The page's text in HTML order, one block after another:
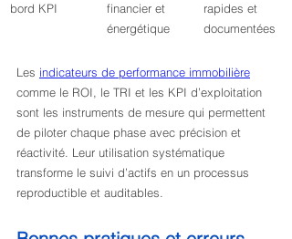
bord KPI
financier et
énergétique
rapides et
documentées
Les indicateurs de performance immobilière
comme le ROI, le TRI et les KPI d’exploitation
sont les instruments de mesure qui permettent
de piloter chaque phase avec précision et
réactivité. Leur utilisation systématique
transforme le suivi d’actifs en un processus
reproductible et auditables.